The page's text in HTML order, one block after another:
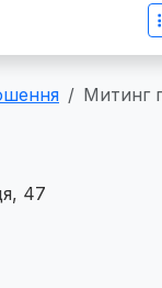
Митинг
47